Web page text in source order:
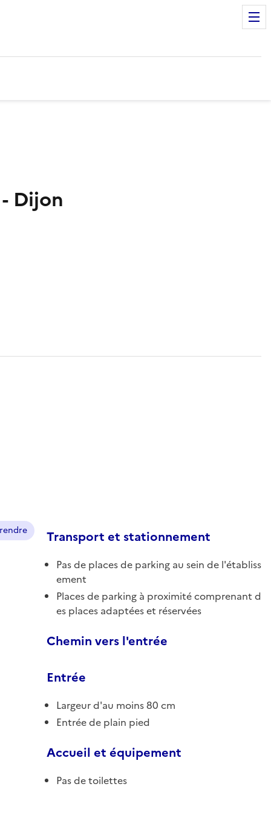
Dijon
Transport et stationnement
Pas de places de parking au sein de l'établiss
ement
Places de parking à proximité comprenant d
es places adaptées et réservées
Chemin vers l'entrée
Entrée
Largeur d'au moins 80 cm
Entrée de plain pied
Accueil et équipement
Pas de toilettes